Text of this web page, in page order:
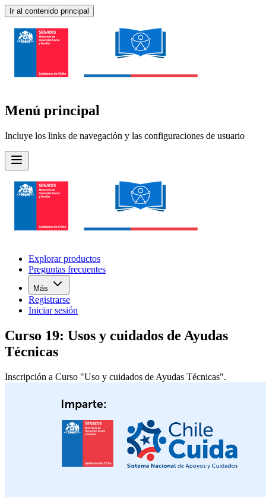
Ir al contenido principal
Menú principal
Incluye los links de navegación y las configuraciones de usuario
Explorar productos
Preguntas frecuentes
Más
Registrarse
Iniciar sesión
Curso 19: Usos y cuidados de Ayudas
Técnicas
Inscripción a Curso "Uso y cuidados de Ayudas Técnicas".